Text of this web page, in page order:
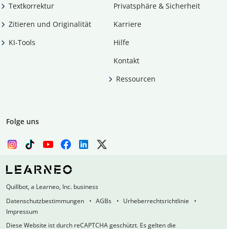
Textkorrektur
Zitieren und Originalität
KI-Tools
Privatsphäre & Sicherheit
Karriere
Hilfe
Kontakt
Ressourcen
Folge uns
Quillbot, a Learneo, Inc. business
Datenschutzbestimmungen
AGBs
Urheberrechtsrichtlinie
Impressum
Diese Website ist durch reCAPTCHA geschützt. Es gelten die